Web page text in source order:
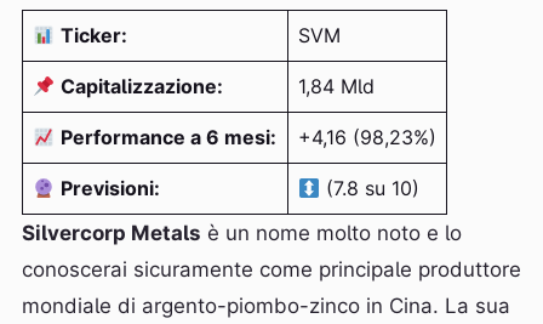
Ticker: SVM
Capitalizzazione: 1,84 Mld
Performance a 6 mesi: +4,16 (98,23%)
Previsioni:
(7.8 su 10)
Silvercorp Metals è un nome molto noto e lo
conoscerai sicuramente come principale produttore
mondiale di argento-piombo-zinco in Cina. La sua